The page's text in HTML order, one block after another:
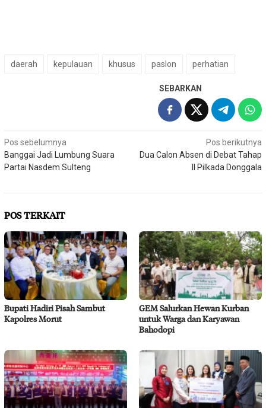
daerah kepulauan khusus paslon perhatian
SEBARKAN
Navigasi
pos
Pos sebelumnya
Banggai Jadi Lumbung Suara
Partai Nasdem Sulteng
Pos berikutnya
Dua Calon Absen di Debat Tahap
II Pilkada Donggala
POS TERKAIT
Bupati Hadiri Pisah Sambut
Kapolres Morut
GEM Salurkan Hewan Kurban
untuk Warga dan Karyawan
Bahodopi